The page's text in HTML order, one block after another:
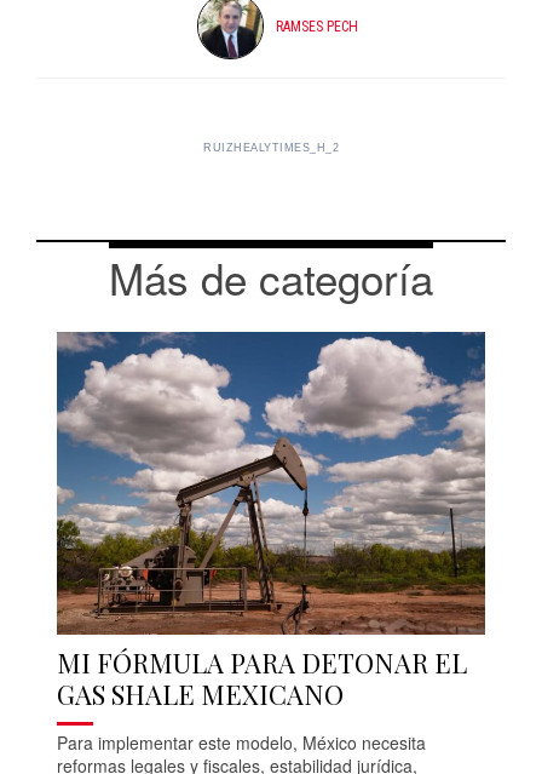
RAMSES PECH
RUIZHEALYTIMES_H_2
Más de categoría
MI FÓRMULA PARA DETONAR EL
GAS SHALE MEXICANO
Para implementar este modelo, México necesita
reformas legales y fiscales, estabilidad jurídica,